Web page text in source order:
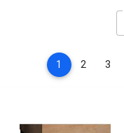
1 (current)
2 3